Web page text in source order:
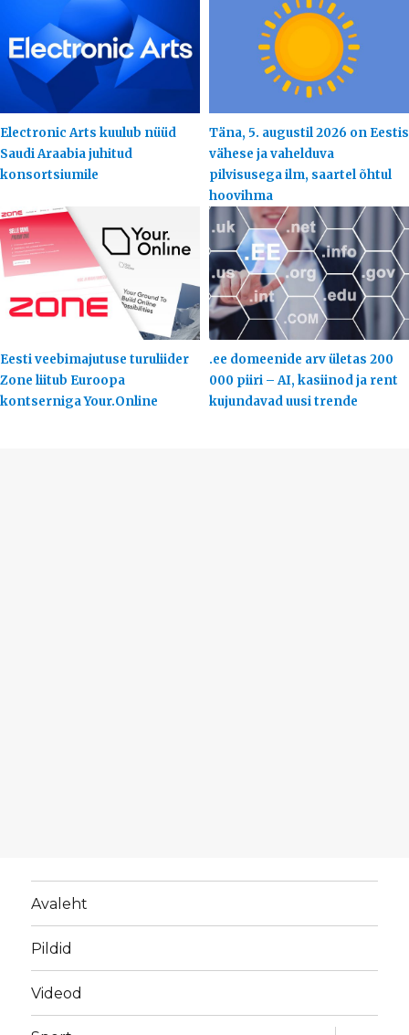
Electronic Arts kuulub nüüd
Saudi Araabia juhitud
konsortsiumile
Täna, 5. augustil 2026 on Eestis
vähese ja vahelduva
pilvisusega ilm, saartel õhtul
hoovihma
Eesti veebimajutuse turuliider
Zone liitub Euroopa
kontserniga Your.Online
.ee domeenide arv ületas 200
000 piiri – AI, kasiinod ja rent
kujundavad uusi trende
Avaleht
Pildid
Videod